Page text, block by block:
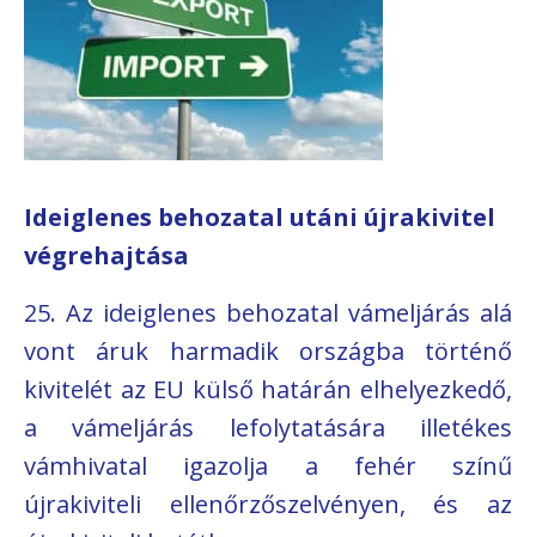
Ideiglenes behozatal utáni újrakivitel
végrehajtása
25. Az ideiglenes behozatal vámeljárás alá
vont áruk harmadik országba történő
kivitelét az EU külső határán elhelyezkedő,
a vámeljárás lefolytatására illetékes
vámhivatal igazolja a fehér színű
újrakiviteli ellenőrzőszelvényen, és az